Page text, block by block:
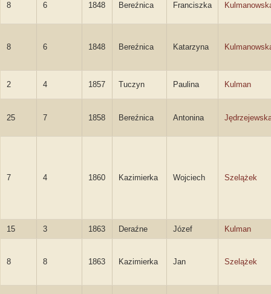
8 6 1848 Bereźnica Franciszka
8 6 1848 Bereźnica Katarzyna
2 4 1857 Tuczyn Paulina Kulman
25 7 1858 Bereźnica Antonina
7 4 1860 Kazimierka Wojciech Szelążek
15 3 1863 Deraźne Józef Kulman
8 8 1863 Kazimierka Jan Szelążek